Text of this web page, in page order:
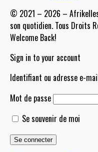
© 2021 – 2026 –
son quotidien. Tous Droits
Welcome Back!
Sign in to your account
Identifiant ou adresse e-
Mot de passe
Se souvenir de moi